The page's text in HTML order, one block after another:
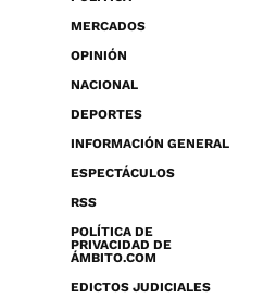
MERCADOS
OPINIÓN
NACIONAL
DEPORTES
INFORMACIÓN GENERAL
ESPECTÁCULOS
RSS
POLÍTICA DE
PRIVACIDAD DE
ÁMBITO.COM
EDICTOS JUDICIALES